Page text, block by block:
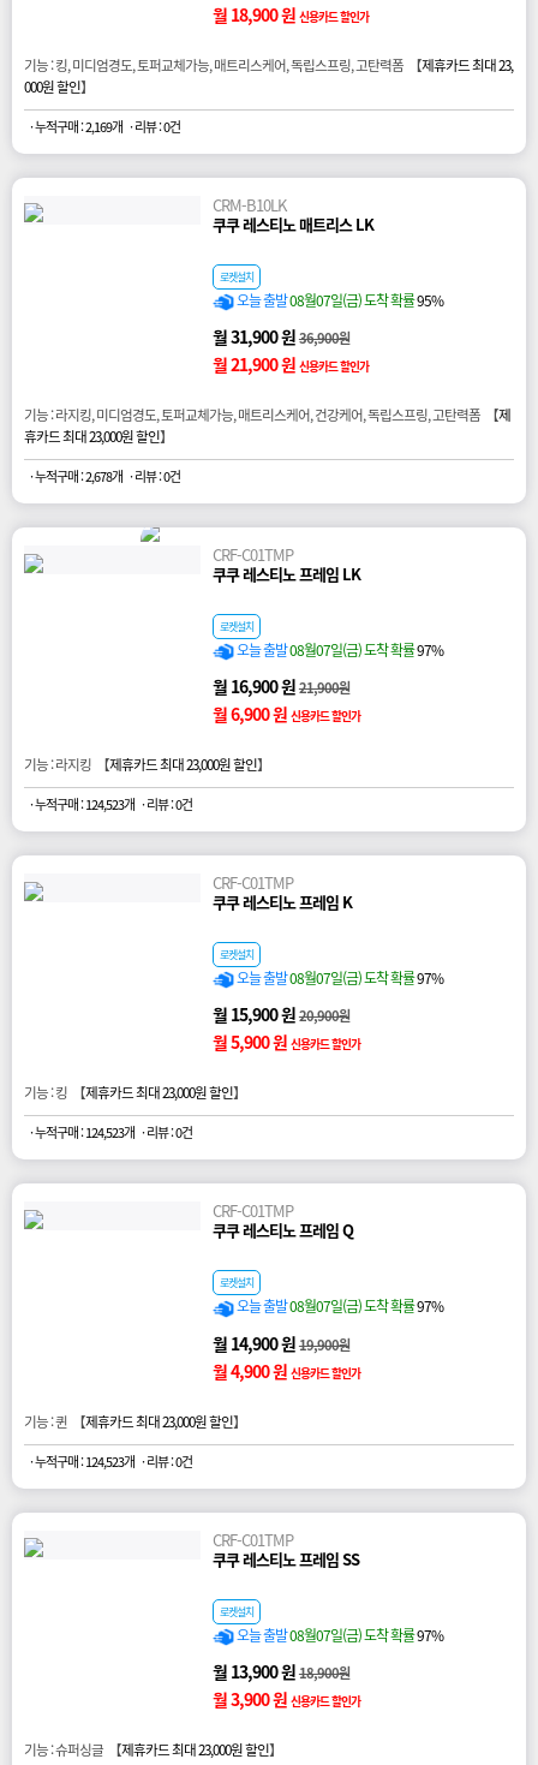
월 18,900 원 신용카드 할인가
기능 : 킹, 미디엄경도, 토퍼교체가능, 매트리스케어, 독립스프링, 고탄력폼 【제휴카드 최대 23,
000원 할인】
· 누적구매 : 2,169개 · 리뷰 : 0건
CRM-B10LK
쿠쿠 레스티노 매트리스 LK
로켓설치
오늘 출발08월07일(금) 도착 확률95%
월 31,900 원36,900원
월 21,900 원 신용카드 할인가
기능 : 라지킹, 미디엄경도, 토퍼교체가능, 매트리스케어, 건강케어, 독립스프링, 고탄력폼 【제
휴카드 최대 23,000원 할인】
· 누적구매 : 2,678개 · 리뷰 : 0건
CRF-C01TMP
쿠쿠 레스티노 프레임 LK
로켓설치
오늘 출발08월07일(금) 도착 확률97%
월 16,900 원21,900원
월 6,900 원 신용카드 할인가
기능 : 라지킹 【제휴카드 최대 23,000원 할인】
· 누적구매 : 124,523개 · 리뷰 : 0건
CRF-C01TMP
쿠쿠 레스티노 프레임 K
로켓설치
오늘 출발08월07일(금) 도착 확률97%
월 15,900 원20,900원
월 5,900 원 신용카드 할인가
기능 : 킹 【제휴카드 최대 23,000원 할인】
· 누적구매 : 124,523개 · 리뷰 : 0건
CRF-C01TMP
쿠쿠 레스티노 프레임 Q
로켓설치
오늘 출발08월07일(금) 도착 확률97%
월 14,900 원19,900원
월 4,900 원 신용카드 할인가
기능 : 퀸 【제휴카드 최대 23,000원 할인】
· 누적구매 : 124,523개 · 리뷰 : 0건
CRF-C01TMP
쿠쿠 레스티노 프레임 SS
로켓설치
오늘 출발08월07일(금) 도착 확률97%
월 13,900 원18,900원
월 3,900 원 신용카드 할인가
기능 : 슈퍼싱글 【제휴카드 최대 23,000원 할인】